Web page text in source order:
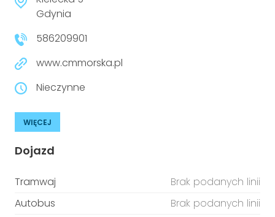
niepełnosprawnościami
Prawo
Prawa osób z niepełnosprawnościami
Aktualności
Urządzenia IoT
Gdynia
586209901
www.cmmorska.pl
Nieczynne
WIĘCEJ
Dojazd
Tramwaj
Brak podanych linii
Autobus
Brak podanych linii